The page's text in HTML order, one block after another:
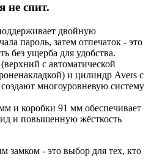
не спит.
двойную
пароль, затем отпечаток - это
без ущерба для удобства.
с автоматической
и цилиндр Avers с
многоуровневую систему
и коробки 91 мм обеспечивает
и повышенную жёсткость
замком - это выбор для тех, кто